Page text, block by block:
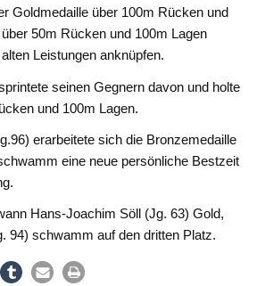
Goldmedaille über 100m Rücken und
50m Rücken und 100m Lagen
Leistungen anknüpfen.
seinen Gegnern davon und holte
und 100m Lagen.
erarbeitete sich die Bronzemedaille
eine neue persönliche Bestzeit
Hans-Joachim Söll (Jg. 63) Gold,
94) schwamm auf den dritten Platz.